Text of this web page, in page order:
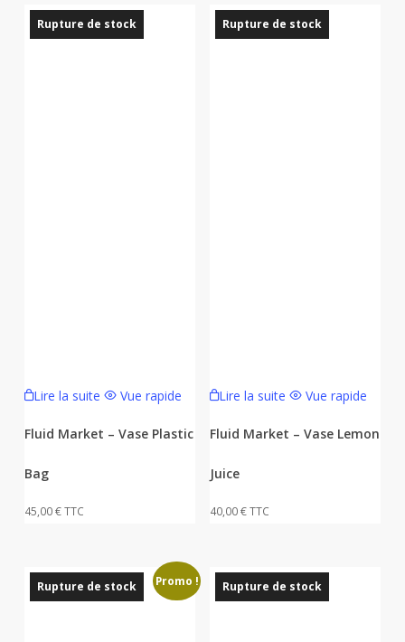
Rupture de stock
Lire la suite Vue rapide
Fluid Market – Vase Plastic
Bag
45,00€TTC
Rupture de stock
Lire la suite Vue rapide
Fluid Market – Vase Lemon
Juice
40,00€TTC
Rupture de stock Promo ! Rupture de stock